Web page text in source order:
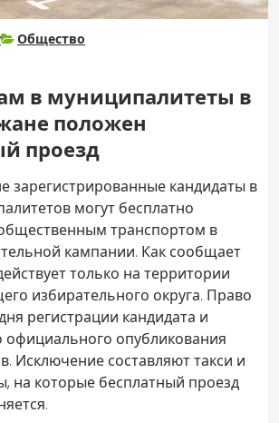
Общество
в муниципалитеты в
положен
проезд
зарегистрированные кандидаты в
могут бесплатно
транспортом в
кампании. Как сообщает
только на территории
избирательного округа. Право
регистрации кандидата и
официального опубликования
Исключение составляют такси и
на которые бесплатный проезд